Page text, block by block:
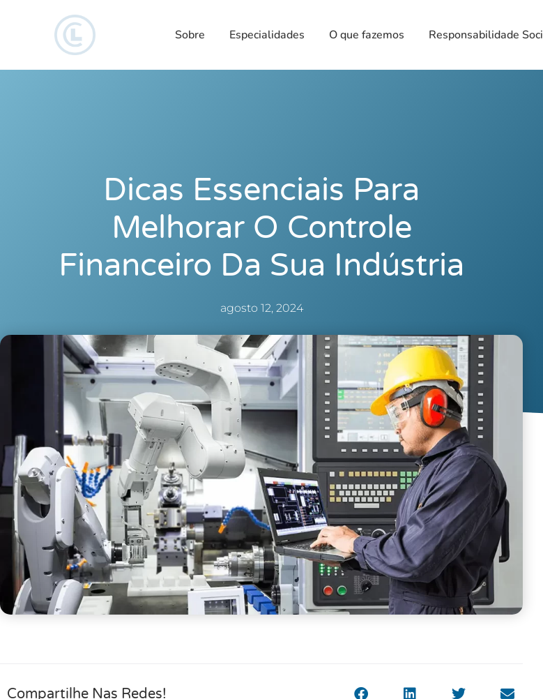
Sobre Especialidades O que fazemos Responsabilidade
Dicas Essenciais Para
Melhorar O Controle
Financeiro Da Sua Indústria
agosto 12, 2024
Compartilhe Nas Redes!